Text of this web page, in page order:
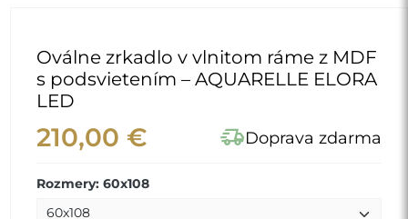
Oválne zrkadlo v vlnitom ráme z MDF
s podsvietením – AQUARELLE ELORA
LED
210,00 € delivery_truck_speedDoprava zdarma
Rozmery: 60x108